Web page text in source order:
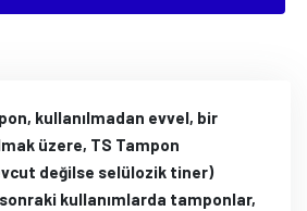
kullanılmadan evvel, bir
üzere, TS Tampon
değilse selülozik tiner)
kullanımlarda tamponlar,